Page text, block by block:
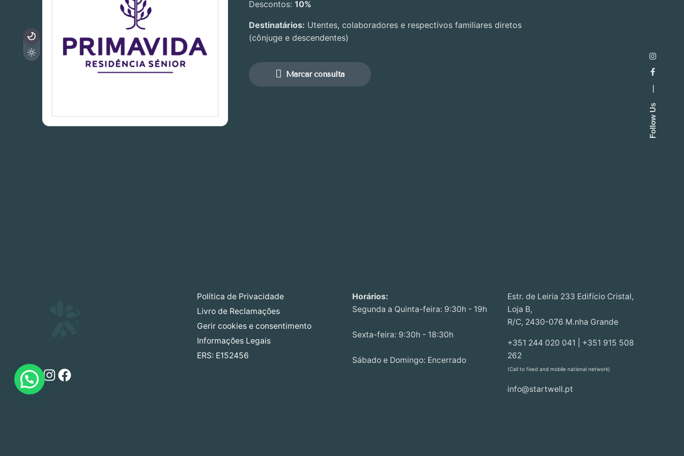
Follow Us
Descontos: 10%
Destinatários: Utentes, colaboradores e respectivos familiares diretos
(cônjuge e descendentes)
Marcar consulta
Instagram
Facebook
Política de Privacidade
Livro de Reclamações
Gerir cookies e consentimento
Informações Legais
ERS: E152456
Horários:
Segunda a Quinta-feira: 9:30h - 19h
Sexta-feira: 9:30h - 18:30h
Sábado e Domingo: Encerrado
Estr. de Leiria 233 Edifício Cristal,
Loja B,
R/C, 2430-076 M.nha Grande
+351 244 020 041 | +351 915 508
262
(Call to fixed and mobile national network)
info@startwell.pt